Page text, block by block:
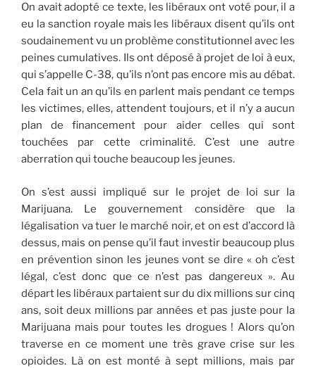
On avait adopté ce texte, les libéraux ont voté pour, il a
eu la sanction royale mais les libéraux disent qu’ils ont
soudainement vu un problème constitutionnel avec les
peines cumulatives. Ils ont déposé à projet de loi à eux,
qui s’appelle C-38, qu’ils n’ont pas encore mis au débat.
Cela fait un an qu’ils en parlent mais pendant ce temps
les victimes, elles, attendent toujours, et il n’y a aucun
plan de financement pour aider celles qui sont
touchées par cette criminalité. C’est une autre
aberration qui touche beaucoup les jeunes.
On s’est aussi impliqué sur le projet de loi sur la
Marijuana. Le gouvernement considère que la
légalisation va tuer le marché noir, et on est d’accord là
dessus, mais on pense qu’il faut investir beaucoup plus
en prévention sinon les jeunes vont se dire « oh c’est
légal, c’est donc que ce n’est pas dangereux ». Au
départ les libéraux partaient sur du dix millions sur cinq
ans, soit deux millions par années et pas juste pour la
Marijuana mais pour toutes les drogues ! Alors qu’on
traverse en ce moment une très grave crise sur les
opioides. Là on est monté à sept millions, mais par